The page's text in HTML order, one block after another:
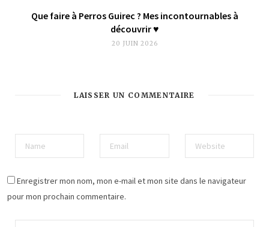
Que faire à Perros Guirec ? Mes incontournables à
découvrir ♥︎
20 JUIN 2026
LAISSER UN COMMENTAIRE
Enregistrer mon nom, mon e-mail et mon site dans le navigateur
pour mon prochain commentaire.